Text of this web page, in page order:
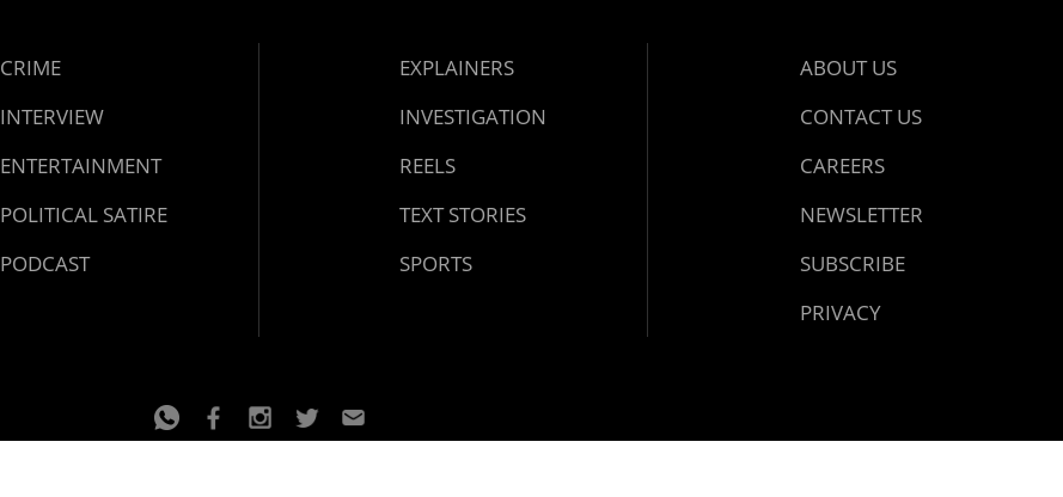
CRIME
INTERVIEW
ENTERTAINMENT
POLITICAL SATIRE
PODCAST
EXPLAINERS
INVESTIGATION
REELS
TEXT STORIES
SPORTS
ABOUT US
CONTACT US
CAREERS
NEWSLETTER
SUBSCRIBE
PRIVACY